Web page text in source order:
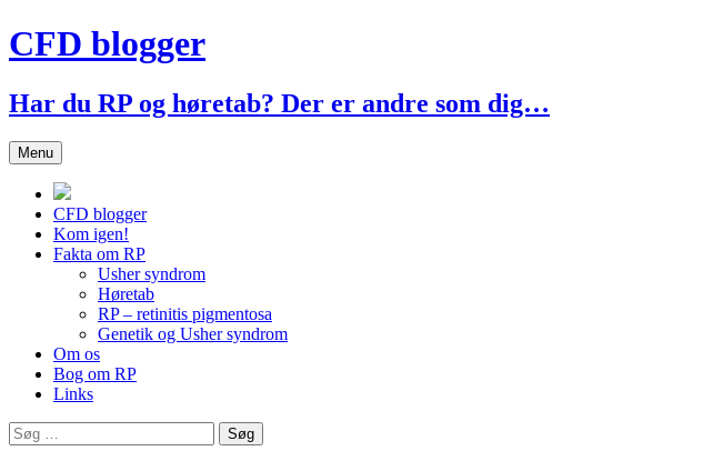
Hop
til
CFD blogger
Har du RP og høretab? Der er andre som dig…
Menu
CFD blogger
Kom igen!
Fakta om RP
Usher syndrom
Høretab
RP – retinitis pigmentosa
Genetik og Usher syndrom
Om os
Bog om RP
Links
Søg
efter: